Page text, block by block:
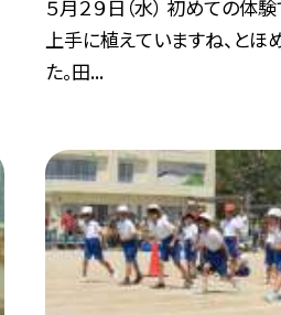
５月２９日（水） 初めての体
上手に植えていますね、とほ
た。田...